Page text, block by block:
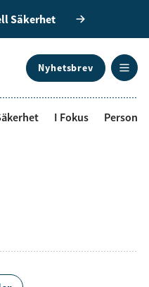
Säkerhet
Nyhetsbrev
I Fokus